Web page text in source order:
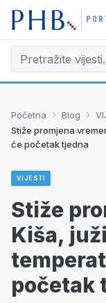
Početna › Blog ›
Stiže promjena
će početak tjedna
VIJESTI
Stiže
Kiša,
početak